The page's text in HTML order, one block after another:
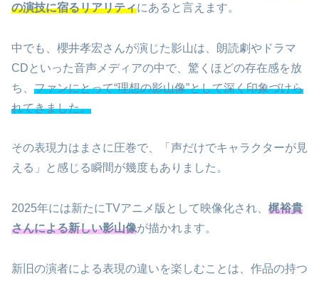
の演技に宿るリアリティにあると言えます。
中でも、櫻井孝宏さんが演じた影山は、朗読劇やドラマ
CDといった音声メディアの中で、驚くほどの存在感を放
ち、 ファンにとって“理想の影山像”として深く印象づけら
れてきました。
その表現力はまさに圧巻で、「声だけでキャラクターが見
える」と感じる瞬間が幾度もありました。
2025年には新たにTVアニメ版として映像化され、 梶裕貴
さんによる新しい影山像が描かれます。
新旧の演者による表現の違いを楽しむことは、作品の持つ